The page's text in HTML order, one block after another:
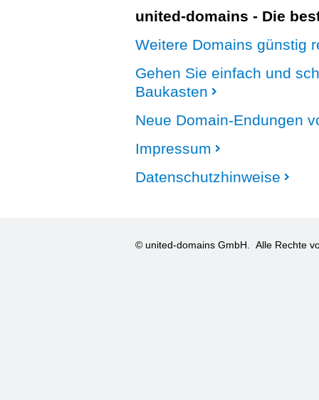
united-domains - Die
Weitere Domains günstig
Gehen Sie einfach und
Baukasten
Neue Domain-Endungen
Impressum
Datenschutzhinweise
© united-domains GmbH. Alle Rechte